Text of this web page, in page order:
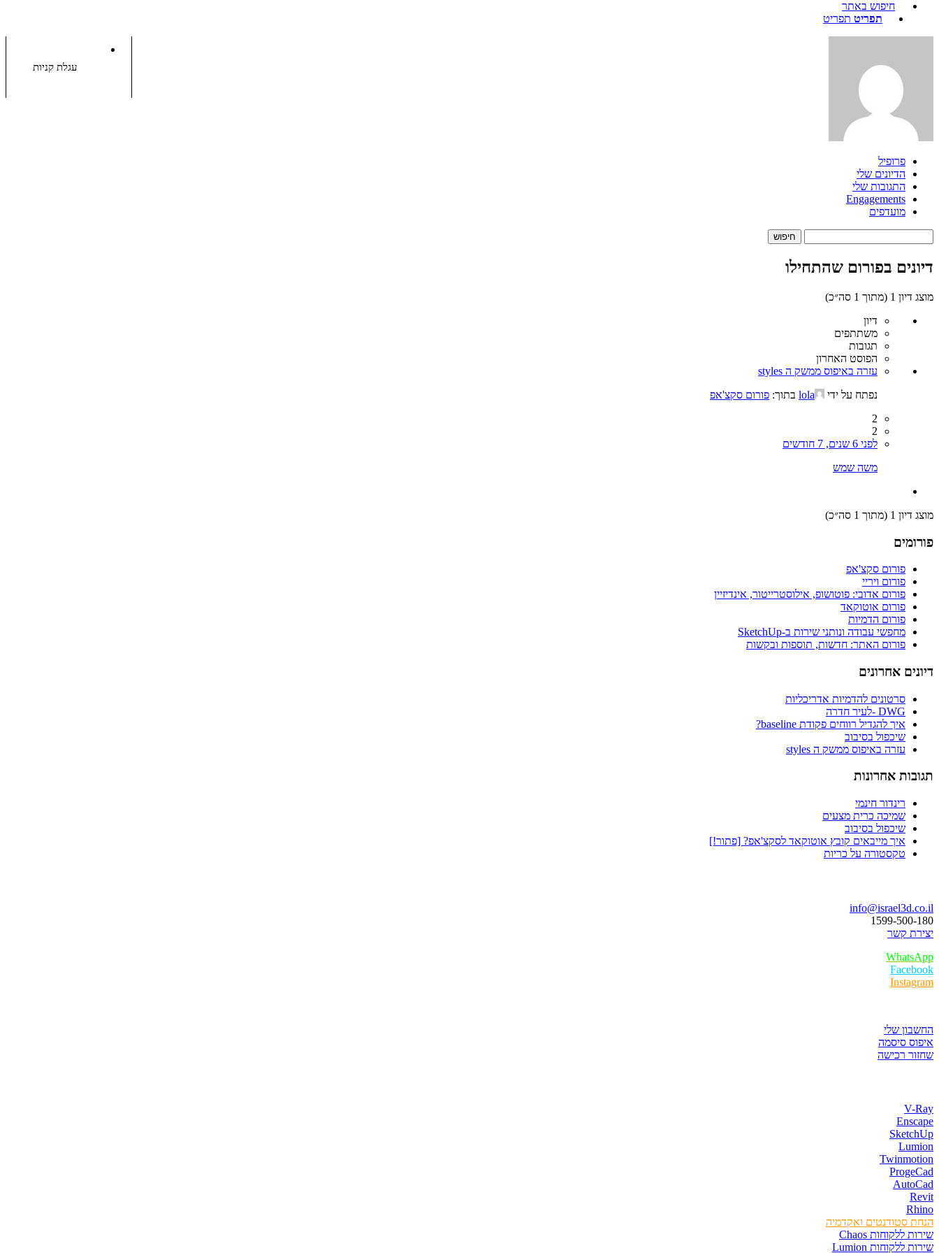
חיפוש באתר
תפריט תפריט
עגלת קניות
פרופיל
הדיונים שלי
התגובות שלי
Engagements
מועדפים
דיונים בפורום שהתחילו
מוצג דיון 1 (מתוך 1 סה״כ)
דיון
משתתפים
תגובות
הפוסט האחרון
עזרה באיפוס ממשק ה styles
נפתח על ידי
lola בתוך: פורום סקצ'אפ
2
2
לפני 6 שנים, 7 חודשים
משה שמש
מוצג דיון 1 (מתוך 1 סה״כ)
פורומים
פורום סקצ'אפ
פורום ויריי
פורום אדובי: פוטושופ, אילוסטרייטור, אינדיזיין
פורום אוטוקאד
פורום הדמיות
מחפשי עבודה ונותני שירות ב-SketchUp
פורום האתר: חדשות, תוספות ובקשות
דיונים אחרונים
סרטונים להדמיות אדריכליות
DWG -לעיר חדרה
איך להגדיל רווחים פקודת baseline?
שיכפול בסיבוב
עזרה באיפוס ממשק ה styles
תגובות אחרונות
רינדור חינמי
שמיכה כרית מצעים
שיכפול בסיבוב
איך מייבאים קובץ אוטוקאד לסקצ'אפ? [פתור!]
טקסטורה על כריות
info@israel3d.co.il
1599-500-180
יצירת קשר
WhatsApp
Facebook
Instagram
החשבון שלי
איפוס סיסמה
שחזור רכישה
V-Ray
Enscape
SketchUp
Lumion
Twinmotion
ProgeCad
AutoCad
Revit
Rhino
הנחת סטודנטים ואקדמיה
שירות ללקוחות Chaos
שירות ללקוחות Lumion